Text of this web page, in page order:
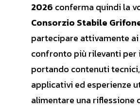
2026 conferma quindi la
Consorzio Stabile
partecipare attivamente
confronto più rilevanti per
portando contenuti
applicativi ed esperienze
alimentare una riflessione